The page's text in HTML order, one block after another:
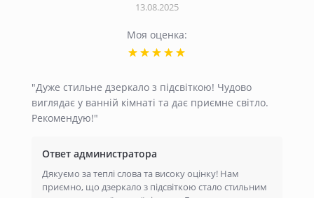
13.08.2025
Моя оценка:
"Дуже стильне дзеркало з підсвіткою! Чудово
виглядає у ванній кімнаті та дає приємне світло.
Рекомендую!"
Ответ администратора
Дякуємо за теплі слова та високу оцінку! Нам
приємно, що дзеркало з підсвіткою стало стильним